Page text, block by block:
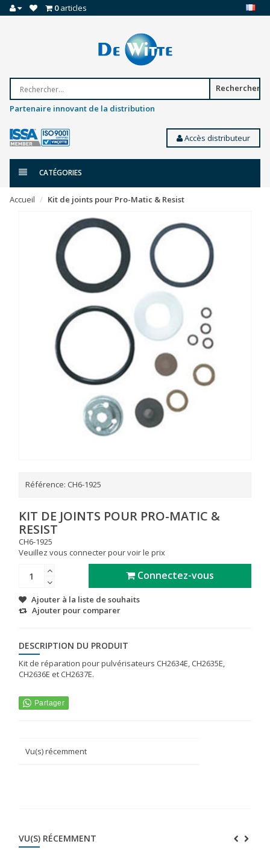
0articles
Rechercher
Partenaire innovant de la distribution
Accès distributeur
CATÉGORIES
Accueil Kit de joints pour Pro-Matic & Resist
Référence: CH6-1925
KIT DE JOINTS POUR PRO-MATIC &
RESIST
CH6-1925
Veuillez vous connecter pour voir le prix
Connectez-vous
Ajouter à la liste de souhaits
Ajouter pour comparer
DESCRIPTION DU PRODUIT
Kit de réparation pour pulvérisateurs CH2634E, CH2635E,
CH2636E et CH2637E.
Vu(s) récemment
VU(S) RÉCEMMENT